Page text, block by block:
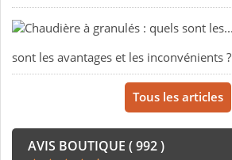
sont les avantages et les inconvénients ?
Tous les articles
AVIS BOUTIQUE ( 992 )